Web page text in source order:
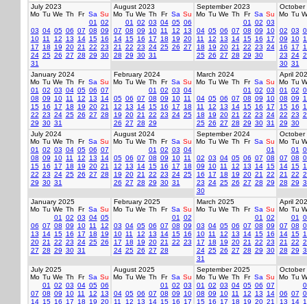
July 2023
Mo Tu We Th Fr Sa Su
01
02
03 04 05 06 07 08 09
10 11 12 13 14 15 16
17
18 19 20 21 22 23
24 25 26 27 28 29 30
31
August 2023
Mo Tu We Th Fr Sa Su
01
02 03 04 05 06
07 08 09 10 11 12
13
14 15 16 17 18 19 20
21
22 23 24 25 26 27
28 29 30 31
September 2023
Mo Tu We Th Fr Sa Su
01
02 03
04 05 06 07 08 09
10
11
12 13 14 15 16
17
18
19 20 21 22 23 24
25 26 27 28 29 30
October
Mo Tu
02 03
09
10
16
17
23 24
30 31
January 2024
Mo Tu We Th Fr Sa Su
01
02 03 04 05 06 07
08 09 10 11 12 13
14
15 16 17 18 19 20 21
22 23 24 25 26 27 28
29 30 31
February 2024
Mo Tu We Th Fr Sa Su
01
02 03 04
05 06 07 08 09 10 11
12
13 14 15 16 17
18
19 20 21 22 23 24 25
26 27 28 29
March 2024
Mo Tu We Th Fr Sa Su
01
02 03
04 05 06 07 08 09
10
11
12 13 14 15 16
17
18
19 20 21 22 23 24
25 26 27 28 29 30 31
April
Mo Tu
01
02
08 09
15 16
22 23
29 30
July 2024
Mo Tu We Th Fr Sa Su
01
02 03 04 05 06 07
08 09 10 11 12 13
14
15 16 17 18 19 20 21
22 23 24 25 26 27 28
29 30 31
August 2024
Mo Tu We Th Fr Sa Su
01
02 03 04
05 06 07 08 09 10 11
12
13 14 15 16 17
18
19 20 21 22 23 24 25
26 27 28 29 30 31
September 2024
Mo Tu We Th Fr Sa Su
01
02 03 04 05 06 07 08
09
10 11 12 13 14 15
16
17 18 19 20 21
22
23 24 25 26 27 28 29
30
October
Mo Tu
01
07 08
14 15
21
22
28 29
January 2025
Mo Tu We Th Fr Sa Su
01
02 03 04 05
06 07 08 09 10 11
12
13
14 15 16 17 18
19
20 21 22 23 24 25 26
27 28 29 30 31
February 2025
Mo Tu We Th Fr Sa Su
01
02
03 04 05 06 07 08 09
10 11 12 13 14 15 16
17
18 19 20 21 22 23
24 25 26 27 28
March 2025
Mo Tu We Th Fr Sa Su
01
02
03 04 05 06 07 08 09
10 11 12 13 14 15 16
17
18 19 20 21 22 23
24 25 26 27 28 29 30
31
April
Mo Tu
01
07 08
14 15
21
22
28 29
July 2025
Mo Tu We Th Fr Sa Su
01
02 03 04 05 06
07 08 09 10 11 12
13
14 15 16 17 18 19 20
August 2025
Mo Tu We Th Fr Sa Su
01
02 03
04 05 06 07 08 09
10
11
12 13 14 15 16 17
September 2025
Mo Tu We Th Fr Sa Su
01
02 03 04 05 06 07
08 09 10 11 12 13
14
15 16 17 18 19 20 21
October
Mo Tu
06 07
13
14